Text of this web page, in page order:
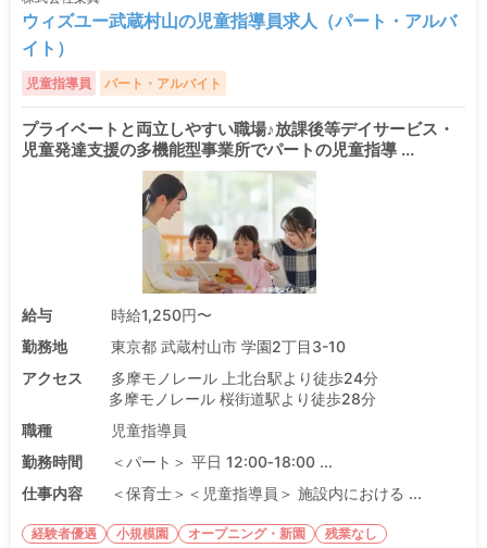
ウィズユー武蔵村山の児童指導員求人（パート・アルバ
イト）
児童指導員 パート・アルバイト
プライベートと両立しやすい職場♪放課後等デイサービス・
児童発達支援の多機能型事業所でパートの児童指導 ...
給与
時給1,250円〜
勤務地
東京都 武蔵村山市 学園2丁目3-10
アクセス
多摩モノレール 上北台駅より徒歩24分
多摩モノレール 桜街道駅より徒歩28分
職種
児童指導員
勤務時間
＜パート＞ 平日 12:00‐18:00 ...
仕事内容
＜保育士＞＜児童指導員＞ 施設内における ...
経験者優遇 小規模園 オープニング・新園
残業なし